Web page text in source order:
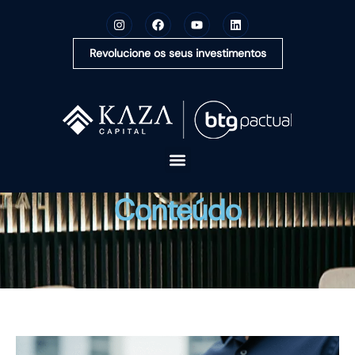
Revolucione os seus investimentos
A KAZA CAPITAL
SOLUÇÕES
MONTE SUA CARTEIRA
CONTEÚDOS
Conteúdo